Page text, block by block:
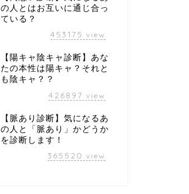
の人とはお互いに通じ合っ
ている？
453175 view
【陽キャ陰キャ診断】あな
たの本性は陽キャ？それと
も陰キャ？？
426897 view
【脈あり診断】気になるあ
の人と「脈あり」かどうか
を診断します！
365520 view